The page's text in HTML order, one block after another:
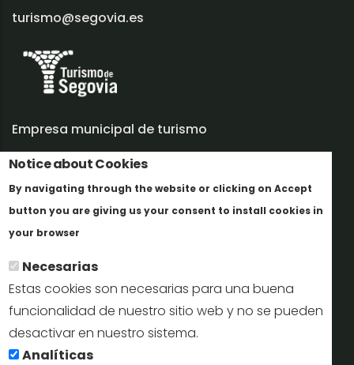
Notice about Cookies
By navigating through the website or clicking on Accept
button you are giving us your consent to install cookies in
your browser
Necesarias
Estas cookies son necesarias para una buena
funcionalidad de nuestro sitio web y no se pueden
desactivar en nuestro sistema.
Analíticas
turismo@segovia.es
Empresa municipal de turismo
Trabaja con nosotros
Informes y documentación
Perfil del contratante
Oficinas de Turismo
reservas@turismodesegovia.com
info@turismodesegovia.com